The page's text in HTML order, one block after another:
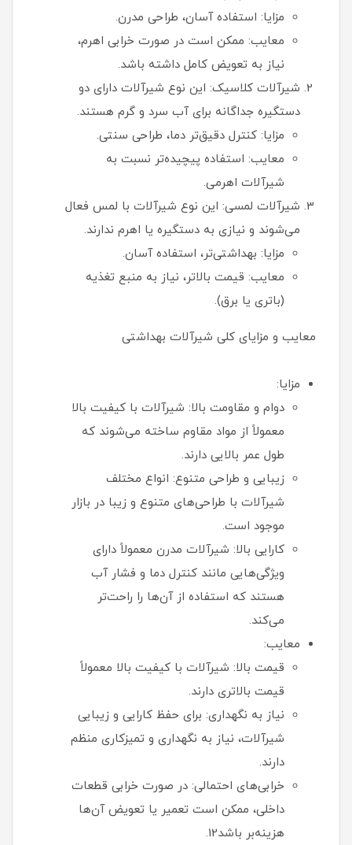
مزایا: استفاده آسان، طراحی مدرن.
معایب: ممکن است در صورت خرابی اهرم،
نیاز به تعویض کامل داشته باشد.
شیرآلات کلاسیک: این نوع شیرآلات دارای دو
دستگیره جداگانه برای آب سرد و گرم هستند.
مزایا: کنترل دقیق‌تر دما، طراحی سنتی.
معایب: استفاده پیچیده‌تر نسبت به
شیرآلات اهرمی.
شیرآلات لمسی: این نوع شیرآلات با لمس فعال
می‌شوند و نیازی به دستگیره یا اهرم ندارند.
مزایا: بهداشتی‌تر، استفاده آسان.
معایب: قیمت بالاتر، نیاز به منبع تغذیه
(باتری یا برق).
معایب و مزایای کلی شیرآلات بهداشتی
مزایا:
دوام و مقاومت بالا: شیرآلات با کیفیت بالا
معمولاً از مواد مقاوم ساخته می‌شوند که
طول عمر بالایی دارند.
زیبایی و طراحی متنوع: انواع مختلف
شیرآلات با طراحی‌های متنوع و زیبا در بازار
موجود است.
کارایی بالا: شیرآلات مدرن معمولاً دارای
ویژگی‌هایی مانند کنترل دما و فشار آب
هستند که استفاده از آن‌ها را راحت‌تر
می‌کند.
معایب:
قیمت بالا: شیرآلات با کیفیت بالا معمولاً
قیمت بالاتری دارند.
نیاز به نگهداری: برای حفظ کارایی و زیبایی
شیرآلات، نیاز به نگهداری و تمیزکاری منظم
دارند.
خرابی‌های احتمالی: در صورت خرابی قطعات
داخلی، ممکن است تعمیر یا تعویض آن‌ها
هزینه‌بر باشد12.